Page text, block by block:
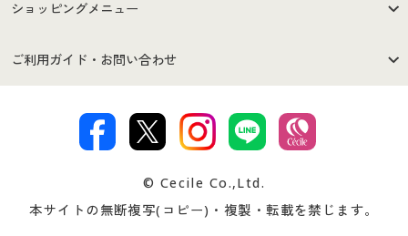
はじめての方へ
セシールご利用規約
著作権・商標について 会社案内
ショッピングメニュー
商品カテゴリ
プレゼント＆キャンペーン サイトマップ
ご利用ガイド・お問い合わせ
交換・返品は お支払は
ついて
忘れの場合
© Cecile Co.,Ltd.
本サイトの無断複写(コピー)・複製・転載を禁じます。